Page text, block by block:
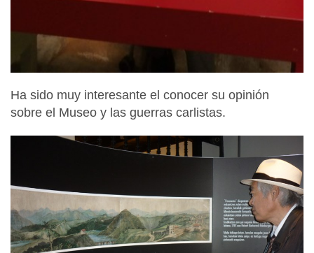
Ha sido muy interesante el conocer su opinión
sobre el Museo y las guerras carlistas.